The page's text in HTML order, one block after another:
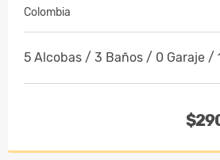
Colombia
5 Alcobas / 3 Baños / 0 Garaje /